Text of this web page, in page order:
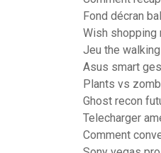
Fond décran
Wish shopping
Jeu the
Asus smart
Plants vs
Ghost recon
Telecharger
Comment